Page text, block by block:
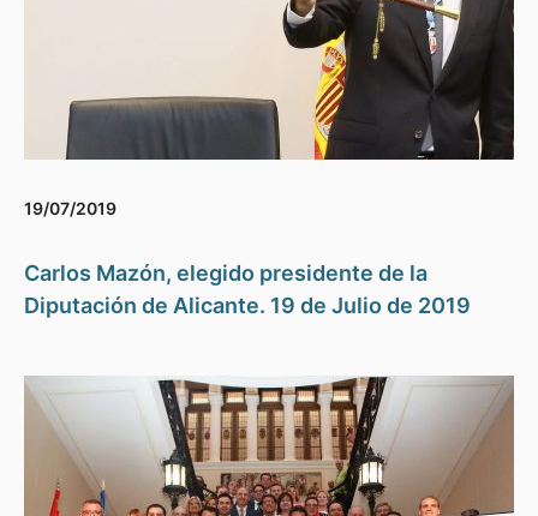
19/07/2019
Carlos Mazón, elegido presidente de la
Diputación de Alicante. 19 de Julio de 2019